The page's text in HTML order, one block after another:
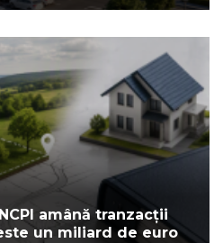
amână tranzacții
un miliard de euro